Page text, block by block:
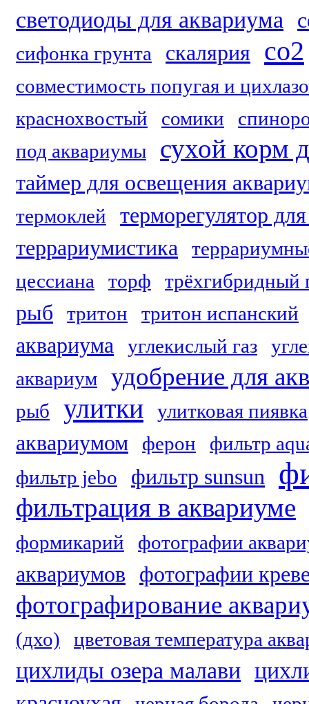
светодиоды для аквариума
сифонка грунта скалярия со2
совместимость попугая и
краснохвостый
сомики
под аквариумы
сухой корм
таймер для освещения
термоклей
терморегулятор
террариумистика
цессиана
торф трёхгибридный
рыб тритон тритон испанский
аквариума углекислый газ
аквариум
удобрение для
рыб улитки улитковая пиявка
аквариумом ферон
фильтр
фильтр jebo
фильтр sunsun
фильтрация в аквариуме
формикарий фотографии
аквариумов фотографии
фотографирование
(дхо) цветовая температура
цихлиды озера малави